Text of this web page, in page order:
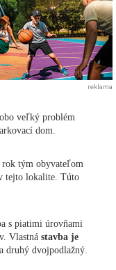
reklama
veľký problém
dom.
rok tým obyvateľom
tejto lokalite. Túto
s piatimi úrovňami
Vlastná stavba je
druhý dvojpodlažný.